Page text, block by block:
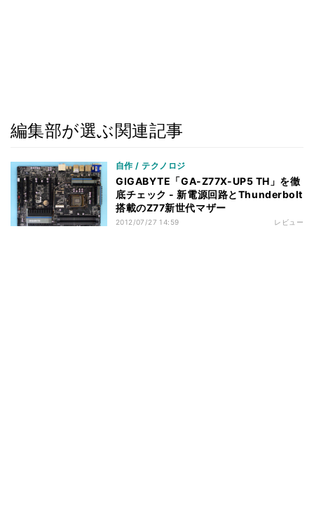
編集部が選ぶ関連記事
自作 / テクノロジ
GIGABYTE「GA-Z77X-UP5 TH」を徹
底チェック - 新電源回路とThunderbolt
搭載のZ77新世代マザー
2012/07/27 14:59 レビュー